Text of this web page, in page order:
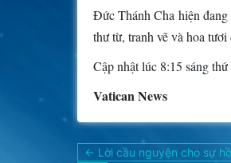
Đức Thánh Cha hiện
thư từ, tranh vẽ và hoa
Cập nhật lúc 8:15 sáng
Vatican News
Điều
← Lời cầu nguyện cho sự